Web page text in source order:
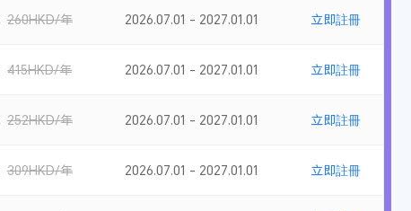
260HKD/年 2026.07.01 - 2027.01.01 立即註冊
415HKD/年 2026.07.01 - 2027.01.01 立即註冊
252HKD/年 2026.07.01 - 2027.01.01 立即註冊
309HKD/年 2026.07.01 - 2027.01.01 立即註冊